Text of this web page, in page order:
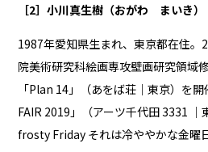
［2］小川真生樹（おがわ まいき）
1987年愛知県生まれ、東京都在住。
院美術研究科絵画専攻壁画研究領域
「Plan 14」（あをば荘｜東京）を
FAIR 2019」（アーツ千代田 3331
frosty Friday それは冷ややかな金曜